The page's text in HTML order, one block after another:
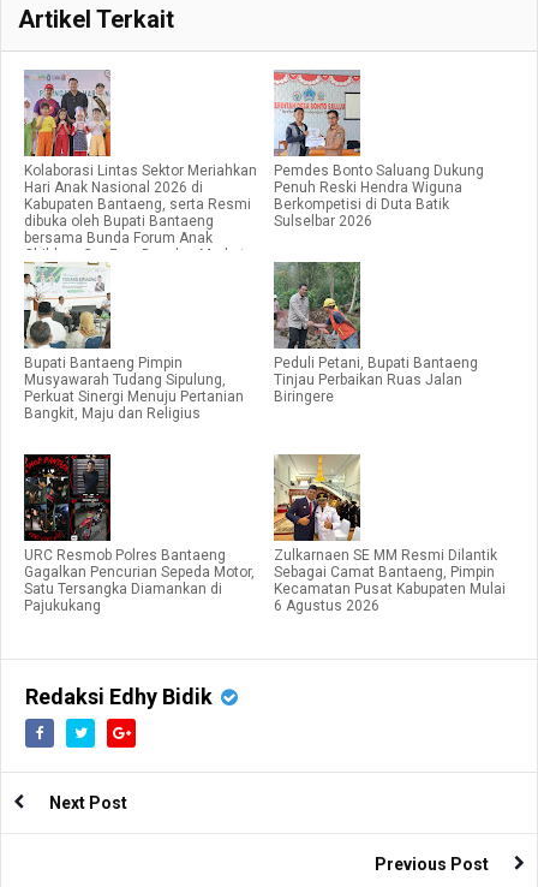
Artikel Terkait
Kolaborasi Lintas Sektor Meriahkan
Hari Anak Nasional 2026 di
Kabupaten Bantaeng, serta Resmi
dibuka oleh Bupati Bantaeng
bersama Bunda Forum Anak
Children Car Free Day dan Market
Day.
Pemdes Bonto Saluang Dukung
Penuh Reski Hendra Wiguna
Berkompetisi di Duta Batik
Sulselbar 2026
Bupati Bantaeng Pimpin
Musyawarah Tudang Sipulung,
Perkuat Sinergi Menuju Pertanian
Bangkit, Maju dan Religius
Peduli Petani, Bupati Bantaeng
Tinjau Perbaikan Ruas Jalan
Biringere
URC Resmob Polres Bantaeng
Gagalkan Pencurian Sepeda Motor,
Satu Tersangka Diamankan di
Pajukukang
Zulkarnaen SE MM Resmi Dilantik
Sebagai Camat Bantaeng, Pimpin
Kecamatan Pusat Kabupaten Mulai
6 Agustus 2026
Redaksi Edhy Bidik
Next Post
Previous Post